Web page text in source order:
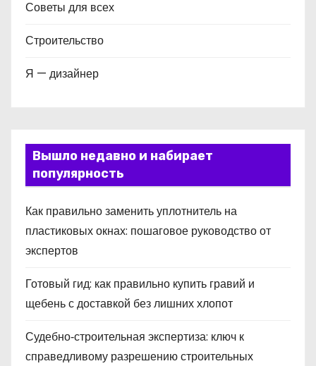
Советы для всех
Строительство
Я — дизайнер
Вышло недавно и набирает
популярность
Как правильно заменить уплотнитель на
пластиковых окнах: пошаговое руководство от
экспертов
Готовый гид: как правильно купить гравий и
щебень с доставкой без лишних хлопот
Судебно‑строительная экспертиза: ключ к
справедливому разрешению строительных